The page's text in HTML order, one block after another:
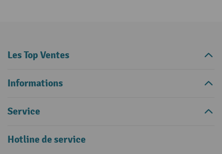
Les Top Ventes
Informations
Service
Hotline de service